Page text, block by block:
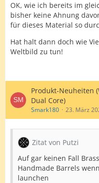
OK, wie ich bereits im
bisher keine Ahnung
für dieses Material so
Hat halt dann doch wie
Weltbild zu tun!
Produkt-Neuheiten
Dual Core)
Smark180 23. März
Zitat von Putzi
Auf gar keinen Fall
Handmade Barrels
launchen